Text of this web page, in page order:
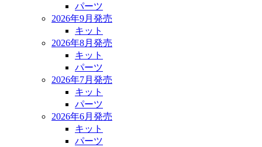
パーツ
2026年9月発売
キット
2026年8月発売
キット
パーツ
2026年7月発売
キット
パーツ
2026年6月発売
キット
パーツ